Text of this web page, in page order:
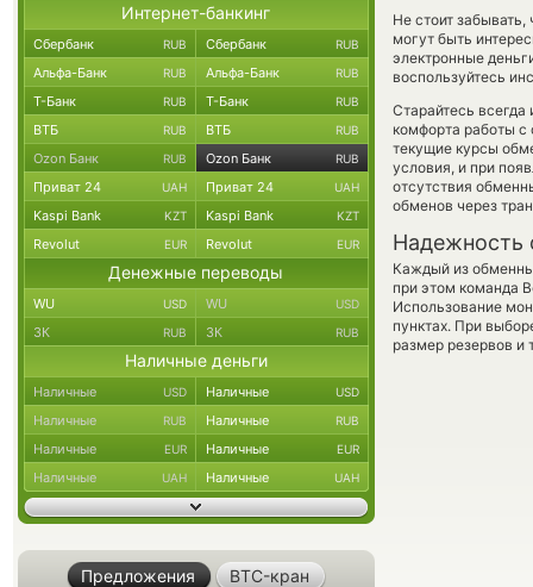
Не стоит
могут быть
электронные
воспользуйтесь
Старайтесь всегда
комфорта работы
текущие курсы
условия, и при
отсутствия
обменов через
Надежность
Каждый из
при этом команда
Использование
пунктах. При
размер резервов и
Интернет-банкинг
Сбербанк RUB Сбербанк RUB
Альфа-Банк RUB Альфа-Банк RUB
Т-Банк RUB Т-Банк RUB
ВТБ RUB ВТБ RUB
Ozon Банк RUB Ozon Банк RUB
Приват 24 UAH Приват 24 UAH
Kaspi Bank KZT Kaspi Bank KZT
Revolut EUR Revolut EUR
Денежные переводы
WU USD WU USD
ЗК RUB ЗК RUB
Наличные деньги
Наличные USD Наличные USD
Наличные RUB Наличные RUB
Наличные EUR Наличные EUR
Наличные UAH Наличные UAH
Предложения BTC-кран